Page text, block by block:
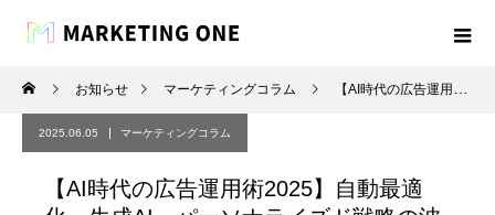
お知らせ マーケティングコラム 【AI時代の広告運用術2025】自動最適化、生成AI、パーソナライズド戦略の波
2025.06.05 マーケティングコラム
【AI時代の広告運用術2025】自動最適